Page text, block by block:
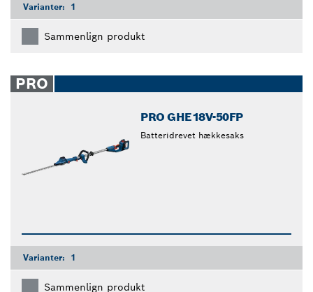
Varianter: 1
Sammenlign produkt
PRO
PRO GHE18V-50FP
Batteridrevet hækkesaks
Varianter: 1
Sammenlign produkt